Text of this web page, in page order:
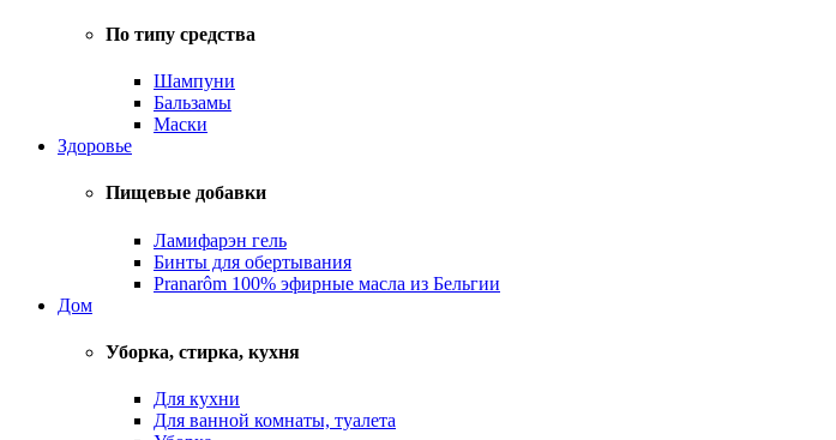
По типу средства
Шампуни
Бальзамы
Маски
Здоровье
Пищевые добавки
Ламифарэн гель
Бинты для обертывания
Pranarôm 100% эфирные масла из Бельгии
Дом
Уборка, стирка, кухня
Для кухни
Для ванной комнаты, туалета